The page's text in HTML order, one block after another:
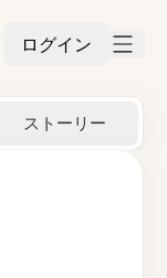
ログイン
ストーリー